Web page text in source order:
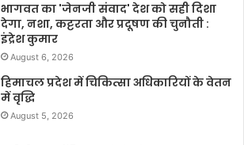
भागवत का 'जेनजी संवाद' देश को सही दिशा
देगा, नशा, कट्टरता और प्रदूषण की चुनौती :
इंद्रेश कुमार
August 6, 2026
हिमाचल प्रदेश में चिकित्सा अधिकारियों के वेतन
में वृद्धि
August 5, 2026